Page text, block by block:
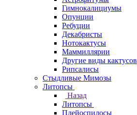
Гимнокалициумы
Опунции
Ребуции
Декабристы
Нотокактусы
Маммиллярии
Другие виды кактусов
Рипсалисы
Стыдливые Мимозы
Литопсы
Назад
Литопсы
Плейоспилосы